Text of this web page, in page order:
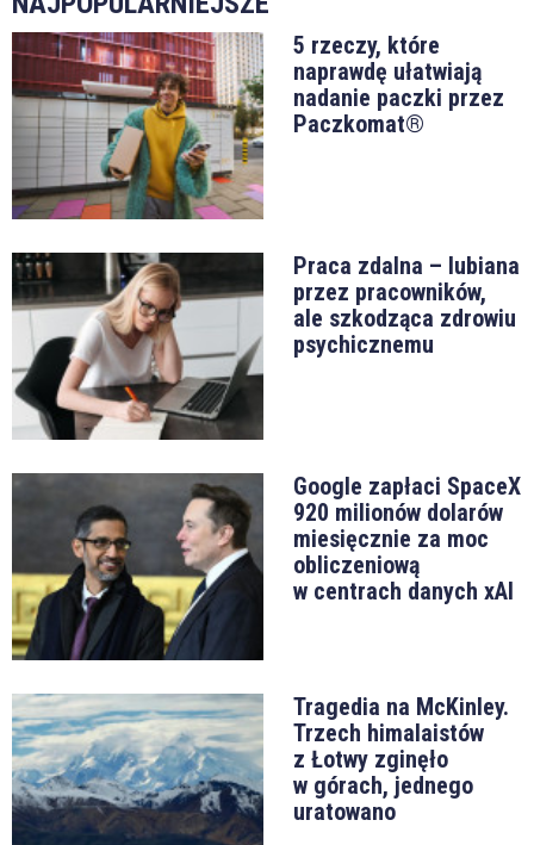
5 rzeczy, które
naprawdę ułatwiają
nadanie paczki przez
Paczkomat®
Praca zdalna – lubiana
przez pracowników,
ale szkodząca zdrowiu
psychicznemu
Google zapłaci SpaceX
920 milionów dolarów
miesięcznie za moc
obliczeniową
w centrach danych xAI
Tragedia na McKinley.
Trzech himalaistów
z Łotwy zginęło
w górach, jednego
uratowano